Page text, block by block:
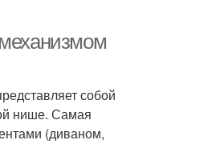
собой
нише. Самая
(диваном,